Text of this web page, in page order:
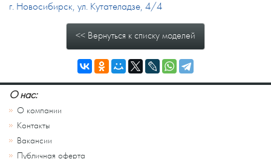
г. Новосибирск, ул. Кутателадзе, 4/4
<< Вернуться к списку моделей
О нас:
О компании
Контакты
Вакансии
Публичная оферта